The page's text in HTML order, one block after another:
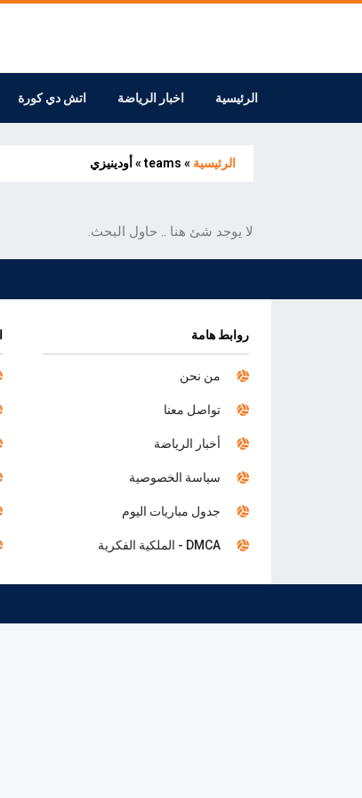
الرئيسية اخبار الرياضة اتش دي كورة
الرئيسية »
teams
» أودينيزي
لا يوجد شئ هنا .. حاول البحث.
روابط هامة
من نحن
تواصل معنا
أخبار الرياضة
سياسة الخصوصية
جدول مباريات اليوم
DMCA - الملكية الفكرية